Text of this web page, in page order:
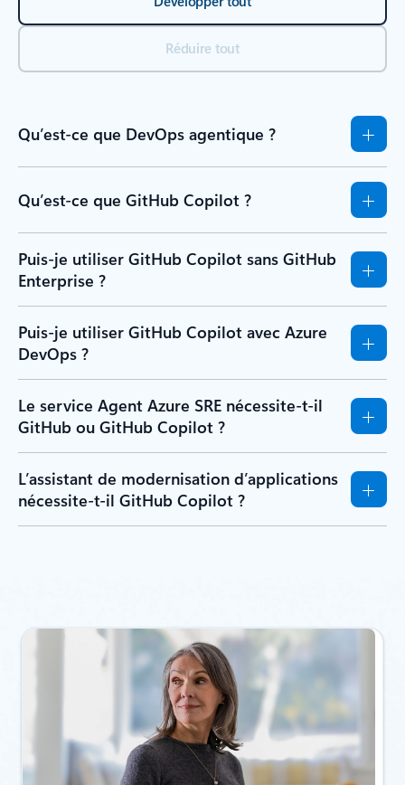
Réduire tout
Qu’est-ce que DevOps agentique ?
Qu’est-ce que GitHub Copilot ?
Puis-je utiliser GitHub Copilot sans GitHub
Enterprise ?
Puis-je utiliser GitHub Copilot avec Azure
DevOps ?
Le service Agent Azure SRE nécessite-t-il
GitHub ou GitHub Copilot ?
L’assistant de modernisation d’applications
nécessite-t-il GitHub Copilot ?